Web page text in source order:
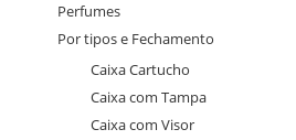
Perfumes
Por tipos e Fechamento
Caixa Cartucho
Caixa com Tampa
Caixa com Visor